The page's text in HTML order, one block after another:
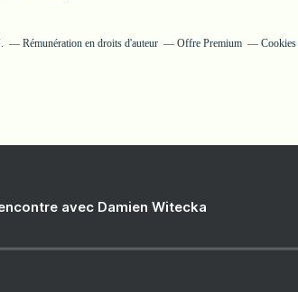
Rémunération en droits d'auteur Offre Premium Cookies
avec Damien Witecka